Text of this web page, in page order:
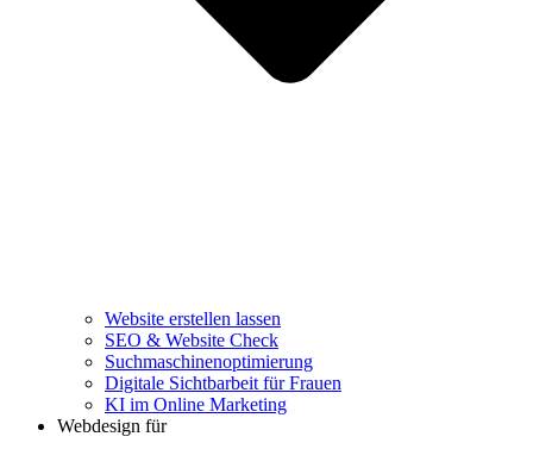
Website erstellen lassen
SEO & Website Check
Suchmaschinenoptimierung
Digitale Sichtbarbeit für Frauen
KI im Online Marketing
Webdesign für